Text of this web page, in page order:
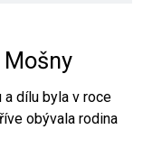
a dílu byla v roce
obývala rodina